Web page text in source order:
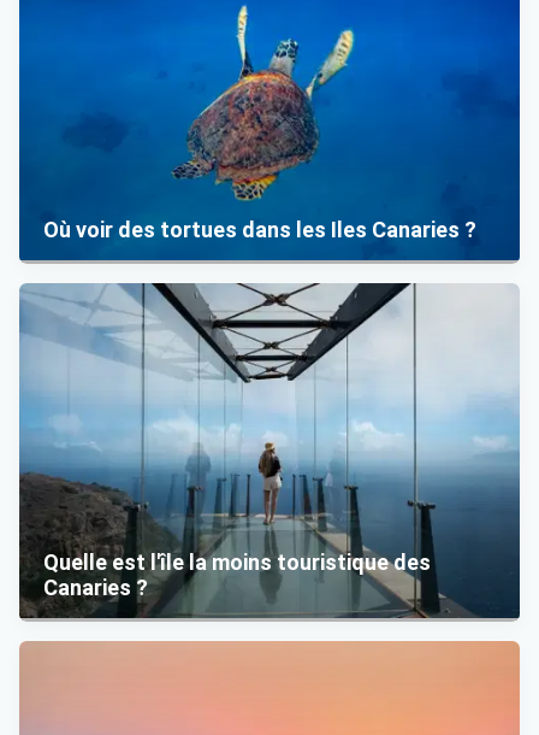
Où voir des tortues dans les Iles Canaries ?
Quelle est l'île la moins touristique des
Canaries ?